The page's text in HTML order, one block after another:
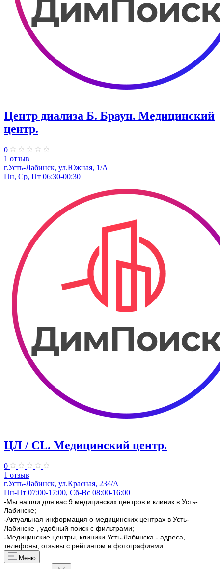
Центр диализа Б. Браун. Медицинский
центр.
0
1 отзыв
г.Усть-Лабинск, ул.Южная, 1/А
Пн, Ср, Пт 06:30-00:30
ЦЛ / CL. Медицинский центр.
0
1 отзыв
г.Усть-Лабинск, ул.Красная, 234/А
Пн-Пт 07:00-17:00, Сб-Вс 08:00-16:00
-Мы нашли для вас 9 медицинских центров и клиник в Усть-
Лабинске;
-Актуальная информация о медицинских центрах в Усть-
Лабинске , удобный поиск с фильтрами;
-Медицинские центры, клиники Усть-Лабинска - адреса,
телефоны, отзывы с рейтингом и фотографиями.
Меню